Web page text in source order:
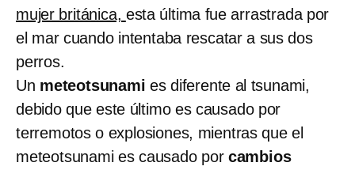
mujer británica, esta última fue arrastrada por
el mar cuando intentaba rescatar a sus dos
perros.
Un meteotsunami es diferente al tsunami,
debido que este último es causado por
terremotos o explosiones, mientras que el
meteotsunami es causado por cambios